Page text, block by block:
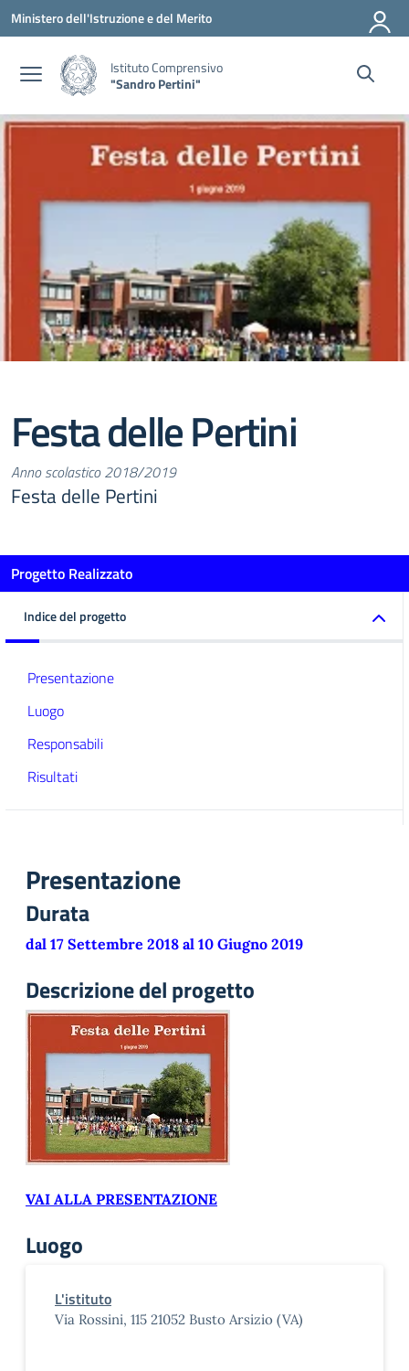
Vai ai contenuti
Vai al menu di navigazione
Vai al footer
Ministero dell'Istruzione e del Merito
Istituto Comprensivo
"Sandro Pertini"
Festa delle Pertini
Anno scolastico 2018/2019
Festa delle Pertini
Progetto Realizzato
Indice del progetto
Presentazione
Luogo
Responsabili
Risultati
Presentazione
Durata
dal 17 Settembre 2018 al 10 Giugno 2019
Descrizione del progetto
VAI ALLA PRESENTAZIONE
Luogo
L'istituto
Via Rossini, 115 21052 Busto Arsizio (VA)